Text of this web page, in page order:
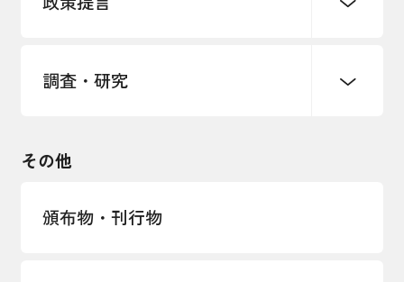
海外情報レポート
安全保障貿易管理・技術流出防止に関す
経営者保証に関するガイドライン
中小企業経営
国土強靭化・社会基盤整備・震災復興
調査・研究
LOBO調査
その他
頒布物・刊行物